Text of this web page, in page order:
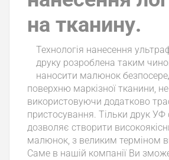
на тканину.
Технологія нанесення
друку розроблена таким
наносити малюнок
поверхню маркізної тканини, не
використовуючи додатково
пристосування. Тільки друк
дозволяє створити
малюнок, з великим терміном
Саме в нашій компанії Ви